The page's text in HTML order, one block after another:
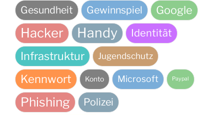
Gesundheit Gewinnspiel Google
Hacker Handy Identität
Infrastruktur Jugendschutz
Kennwort Konto Microsoft Paypal
Phishing Polizei